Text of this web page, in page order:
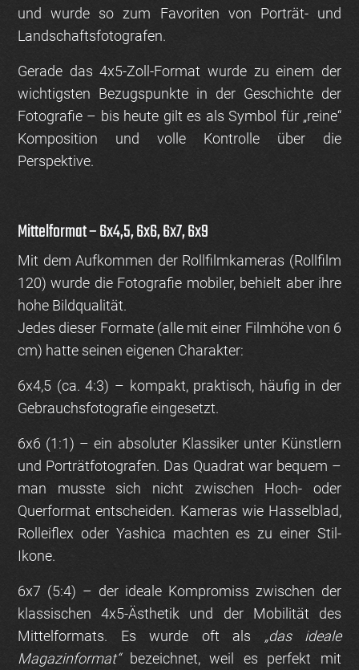
und wurde so zum Favoriten von Porträt- und
Landschaftsfotografen.
Gerade das 4x5-Zoll-Format wurde zu einem der
wichtigsten Bezugspunkte in der Geschichte der
Fotografie – bis heute gilt es als Symbol für „reine“
Komposition und volle Kontrolle über die
Perspektive.
Mittelformat – 6x4,5, 6x6, 6x7, 6x9
Mit dem Aufkommen der Rollfilmkameras (Rollfilm
120) wurde die Fotografie mobiler, behielt aber ihre
hohe Bildqualität.
Jedes dieser Formate (alle mit einer Filmhöhe von 6
cm) hatte seinen eigenen Charakter:
6x4,5 (ca. 4:3) – kompakt, praktisch, häufig in der
Gebrauchsfotografie eingesetzt.
6x6 (1:1) – ein absoluter Klassiker unter Künstlern
und Porträtfotografen. Das Quadrat war bequem –
man musste sich nicht zwischen Hoch- oder
Querformat entscheiden. Kameras wie Hasselblad,
Rolleiflex oder Yashica machten es zu einer Stil-
Ikone.
6x7 (5:4) – der ideale Kompromiss zwischen der
klassischen 4x5-Ästhetik und der Mobilität des
Mittelformats. Es wurde oft als „das ideale
Magazinformat“bezeichnet, weil es perfekt mit